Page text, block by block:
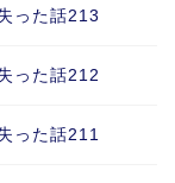
った話213
った話212
った話211